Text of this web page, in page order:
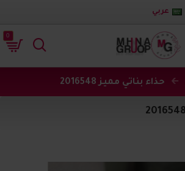
عربي
0
حذاء بناتي مميز 2016548